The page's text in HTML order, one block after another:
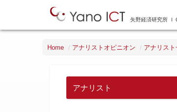
矢野経済研究所 Ｉ
Home アナリストオピニオン アナリスト
アナリスト